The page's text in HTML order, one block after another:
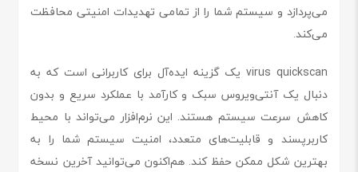
می‌پردازد و سیستم شما را از تمامی تهدیدات امنیتی محافظت
می‌کند.
virus quickscan یک گزینه ایده‌آل برای کاربرانی است که به
دنبال یک آنتی‌ویروس سبک و کارآمد با عملکرد سریع و بدون
کاهش سرعت سیستم هستند. این نرم‌افزار می‌تواند با محیط
کاربرپسند و قابلیت‌های متعدد، امنیت سیستم شما را به
بهترین شکل ممکن حفظ کند. هم‌اکنون می‌توانید آخرین نسخه